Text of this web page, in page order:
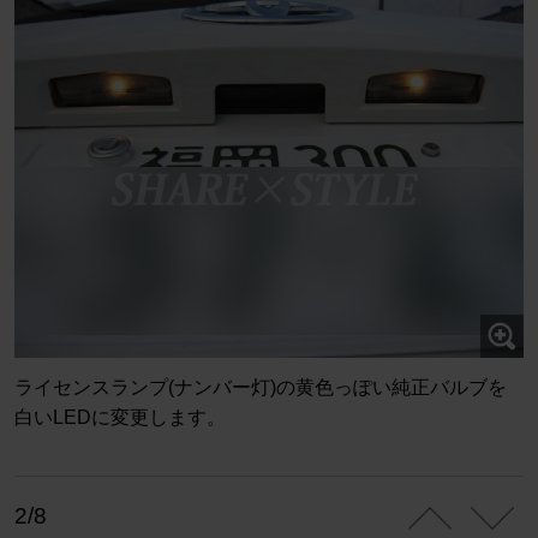
ライセンスランプ(ナンバー灯)の黄色っぽい純正バルブを
白いLEDに変更します。
2/8